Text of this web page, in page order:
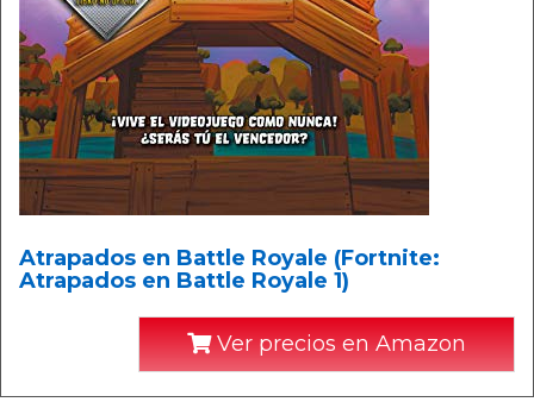
Atrapados en Battle Royale (Fortnite:
Atrapados en Battle Royale 1)
Ver precios en Amazon